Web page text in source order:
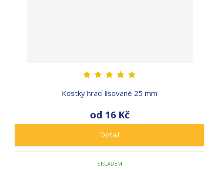
Kostky hrací lisované 25 mm
od 16 Kč
Detail
SKLADEM